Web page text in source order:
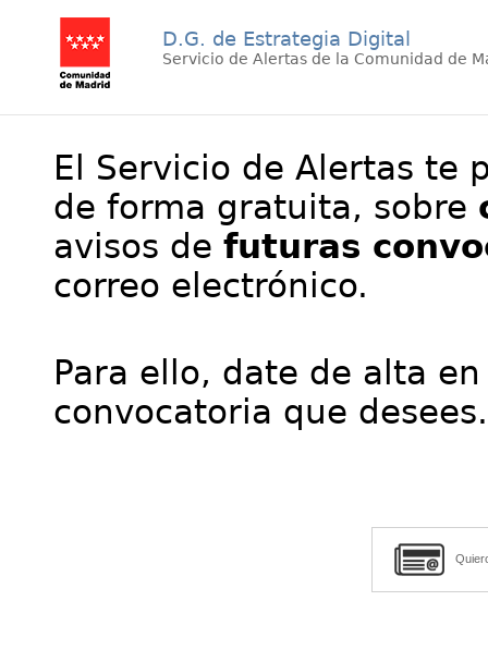
D.G. de Estrategia Digital
Servicio de Alertas de la Comunidad de
El Servicio de Alertas te
de forma gratuita, sobre
avisos de futuras
correo electrónico.
Para ello, date de alta
convocatoria que desees.